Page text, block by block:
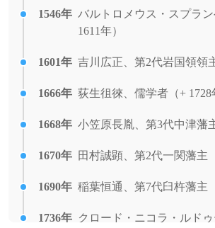
2013年
プランクによる測定で、
137.98±0.37億年であると発
2009年 マダガスカル・クーデター
任。
2006年 Twitterで最初のツイート（
ドバンス」を発売。
1998年 明石海峡大橋が開通。
1546年 バルトロメウス・スプラ
1611年）
1601年 吉川広正、第2代岩国領領
1666年 荻生徂徠、儒学者（+ 1728
1668年 小笠原長胤、第3代中津藩
1670年 田村誠顕、第2代一関藩主
1690年 稲葉恒通、第7代臼杵藩主
1736年 クロード・ニコラ・ルド